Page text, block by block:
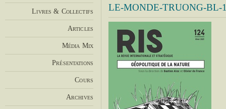
LE-MONDE-TRUONG-BL-
Livres & Collectifs
Articles
Média Mix
Présentations
Cours
Archives